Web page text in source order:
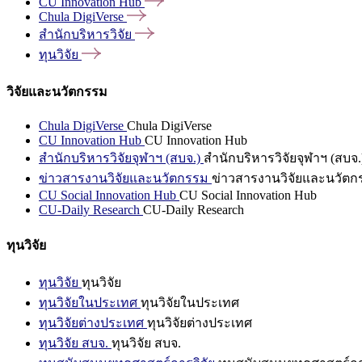
Chula DigiVerse
สำนักบริหารวิจัย
ทุนวิจัย
วิจัยและนวัตกรรม
Chula DigiVerse Chula DigiVerse
CU Innovation Hub CU Innovation Hub
สำนักบริหารวิจัยจุฬาฯ (สบจ.) สำนักบริหารวิจัยจุฬาฯ (สบจ
ข่าวสารงานวิจัยและนวัตกรรม ข่าวสารงานวิจัยและนวัตก
CU Social Innovation Hub CU Social Innovation Hub
CU-Daily Research CU-Daily Research
ทุนวิจัย
ทุนวิจัย ทุนวิจัย
ทุนวิจัยในประเทศ ทุนวิจัยในประเทศ
ทุนวิจัยต่างประเทศ ทุนวิจัยต่างประเทศ
ทุนวิจัย สบจ. ทุนวิจัย สบจ.